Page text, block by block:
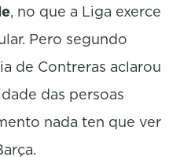
, no que a Liga exerce
Pero segundo
de Contreras aclarou
das persoas
nada ten que ver